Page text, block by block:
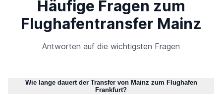
Häufige Fragen zum
Flughafentransfer Mainz
Antworten auf die wichtigsten Fragen
Wie lange dauert der Transfer von Mainz zum Flughafen
Frankfurt?